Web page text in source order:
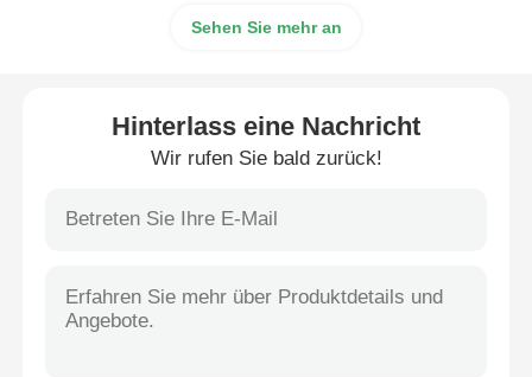
Automatisch geöffnete Regenschirme
Sehen Sie mehr an
Hinterlass eine Nachricht
Wir rufen Sie bald zurück!